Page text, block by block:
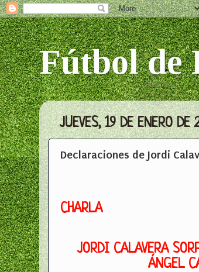
Fútbol de
JUEVES, 19 DE ENERO DE
Declaraciones de Jordi
CHARLA
JORDI CALAVERA
ÁNGEL